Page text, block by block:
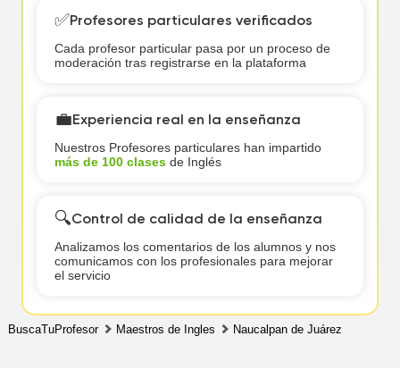
✅Profesores particulares verificados
Cada profesor particular pasa por un proceso de
moderación tras registrarse en la plataforma
💼Experiencia real en la enseñanza
Nuestros Profesores particulares han impartido
más de 100 clasesde Inglés
🔍Control de calidad de la enseñanza
Analizamos los comentarios de los alumnos y nos
comunicamos con los profesionales para mejorar
el servicio
BuscaTuProfesor Maestros de Ingles Naucalpan de Juárez